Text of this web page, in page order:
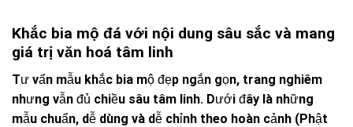
Khắc bia mộ đá với nội dung sâu sắc và mang
giá trị văn hoá tâm linh
Tư vấn mẫu khắc bia mộ đẹp ngắn gọn, trang nghiêm
nhưng vẫn đủ chiều sâu tâm linh. Dưới đây là những
mẫu chuẩn, dễ dùng và dễ chỉnh theo hoàn cảnh (Phật